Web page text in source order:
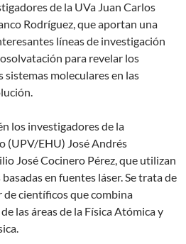
de la UVa Juan Carlos
Rodríguez, que aportan una
líneas de investigación
para revelar los
moleculares en las
los investigadores de la
(UPV/EHU) José Andrés
José Cocinero Pérez, que utilizan
en fuentes láser. Se trata de
científicos que combina
las áreas de la Física Atómica y